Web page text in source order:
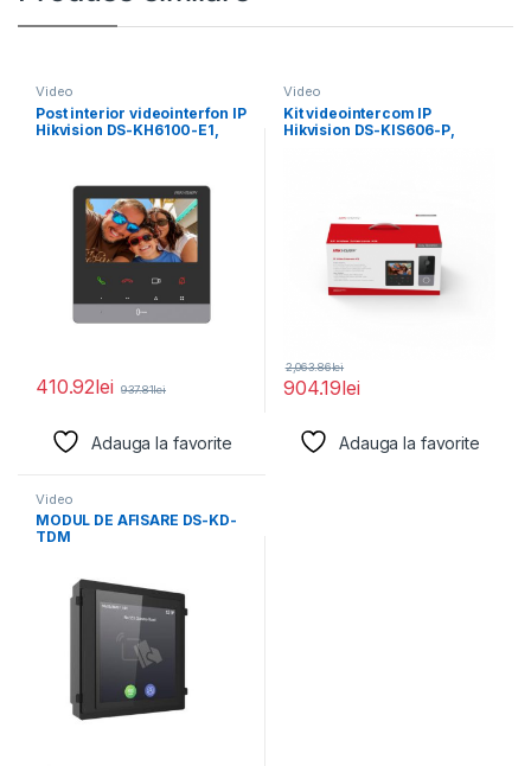
Video
Post interior videointerfon IP
Hikvision DS-KH6100-E1,
410.92lei 937.81lei
Adauga la favorite
Video
Kit videointercom IP
Hikvision DS-KIS606-P,
904.19lei
2,063.86lei
Adauga la favorite
Video
MODUL DE AFISARE DS-KD-
TDM